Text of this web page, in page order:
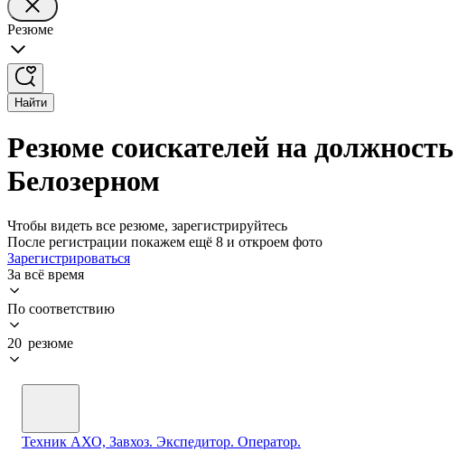
Резюме
Найти
Резюме соискателей на
Белозерном
Чтобы видеть все резюме, зарегистрируйтесь
После регистрации покажем ещё 8 и откроем фото
Зарегистрироваться
За всё время
По соответствию
20 резюме
Техник АХО, Завхоз. Экспедитор. Оператор.